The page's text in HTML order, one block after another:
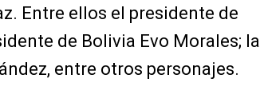
Entre ellos el presidente de
de Bolivia Evo Morales; la
entre otros personajes.